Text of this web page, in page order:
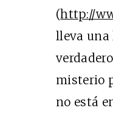
(http://
lleva una
misterio
no está